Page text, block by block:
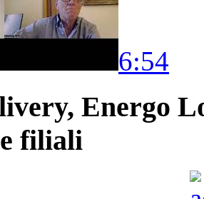
6:54
Energo
filiali